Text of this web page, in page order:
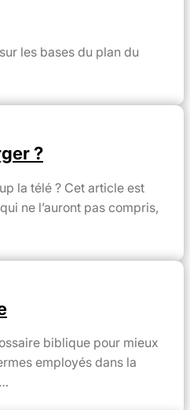
les bases du plan du
?
la télé ? Cet article est
ne l’auront pas compris,
biblique pour mieux
employés dans la